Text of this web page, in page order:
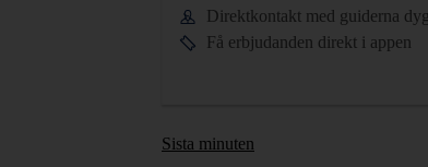
Direktkontakt med guiderna
Få erbjudanden direkt i appen
Sista minuten